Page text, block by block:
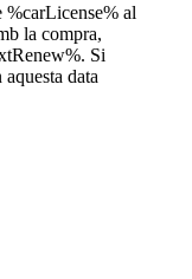
%carLicense% al
la compra,
Si
data